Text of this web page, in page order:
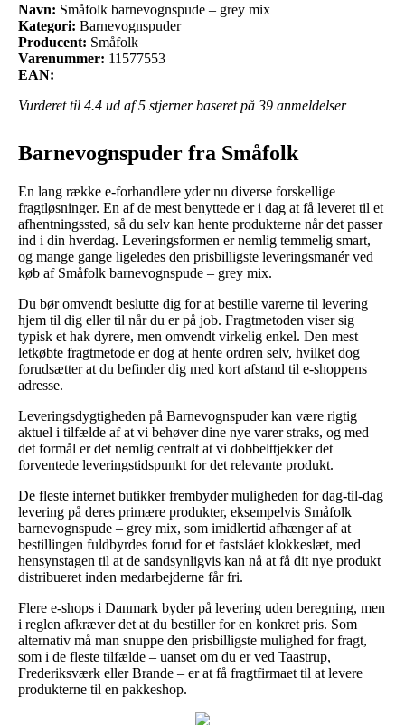
Navn: Småfolk barnevognspude – grey mix
Kategori: Barnevognspuder
Producent: Småfolk
Varenummer: 11577553
EAN:
Vurderet til 4.4 ud af 5 stjerner baseret på 39 anmeldelser
Barnevognspuder fra Småfolk
En lang række e-forhandlere yder nu diverse forskellige
fragtløsninger. En af de mest benyttede er i dag at få leveret til et
afhentningssted, så du selv kan hente produkterne når det passer
ind i din hverdag. Leveringsformen er nemlig temmelig smart,
og mange gange ligeledes den prisbilligste leveringsmanér ved
køb af Småfolk barnevognspude – grey mix.
Du bør omvendt beslutte dig for at bestille varerne til levering
hjem til dig eller til når du er på job. Fragtmetoden viser sig
typisk et hak dyrere, men omvendt virkelig enkel. Den mest
letkøbte fragtmetode er dog at hente ordren selv, hvilket dog
forudsætter at du befinder dig med kort afstand til e-shoppens
adresse.
Leveringsdygtigheden på Barnevognspuder kan være rigtig
aktuel i tilfælde af at vi behøver dine nye varer straks, og med
det formål er det nemlig centralt at vi dobbelttjekker det
forventede leveringstidspunkt for det relevante produkt.
De fleste internet butikker frembyder muligheden for dag-til-dag
levering på deres primære produkter, eksempelvis Småfolk
barnevognspude – grey mix, som imidlertid afhænger af at
bestillingen fuldbyrdes forud for et fastslået klokkeslæt, med
hensynstagen til at de sandsynligvis kan nå at få dit nye produkt
distribueret inden medarbejderne får fri.
Flere e-shops i Danmark byder på levering uden beregning, men
i reglen afkræver det at du bestiller for en konkret pris. Som
alternativ må man snuppe den prisbilligste mulighed for fragt,
som i de fleste tilfælde – uanset om du er ved Taastrup,
Frederiksværk eller Brande – er at få fragtfirmaet til at levere
produkterne til en pakkeshop.